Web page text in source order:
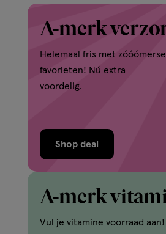
A-merk
Helemaal fris met zóóómerse
favorieten! Nú extra
voordelig.
Shop deal
A-merk
Vul je vitamine voorraad aan!